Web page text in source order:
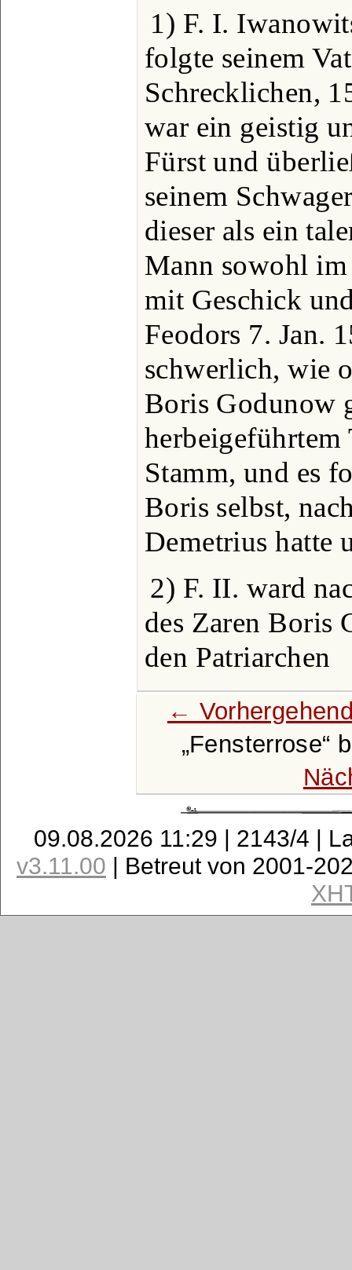
1) F. I.
folgte seinem
Schrecklichen,
war ein geistig
Fürst und
seinem
dieser als ein
Mann sowohl im
mit Geschick
Feodors 7. Jan.
schwerlich, wie
Boris Godunow
Stamm, und es
Boris selbst,
Demetrius hatte
2) F. II. ward
des Zaren Boris
den Patriarchen
←
Fensterrose
09.08.2026 11:29 | 2143/4 |
v3.11.00 | Betreut von 2001-